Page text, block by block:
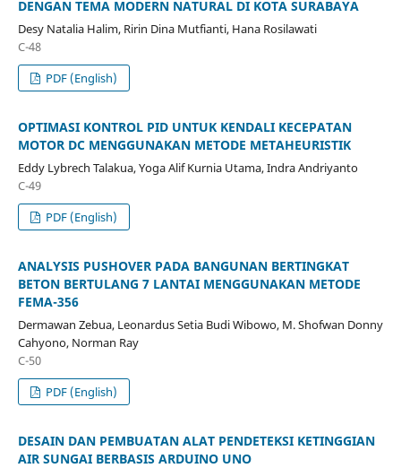
DENGAN TEMA MODERN NATURAL DI KOTA SURABAYA
Desy Natalia Halim, Ririn Dina Mutfianti, Hana Rosilawati
C-48
PDF (English)
OPTIMASI KONTROL PID UNTUK KENDALI KECEPATAN
MOTOR DC MENGGUNAKAN METODE METAHEURISTIK
Eddy Lybrech Talakua, Yoga Alif Kurnia Utama, Indra Andriyanto
C-49
PDF (English)
ANALYSIS PUSHOVER PADA BANGUNAN BERTINGKAT
BETON BERTULANG 7 LANTAI MENGGUNAKAN METODE
FEMA-356
Dermawan Zebua, Leonardus Setia Budi Wibowo, M. Shofwan Donny
Cahyono, Norman Ray
C-50
PDF (English)
DESAIN DAN PEMBUATAN ALAT PENDETEKSI KETINGGIAN
AIR SUNGAI BERBASIS ARDUINO UNO